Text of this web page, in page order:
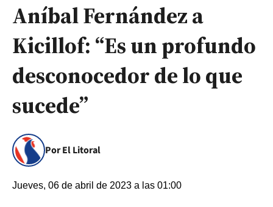
Aníbal Fernández a
Kicillof: “Es un profundo
desconocedor de lo que
sucede”
Por El Litoral
Jueves, 06 de abril de 2023 a las 01:00